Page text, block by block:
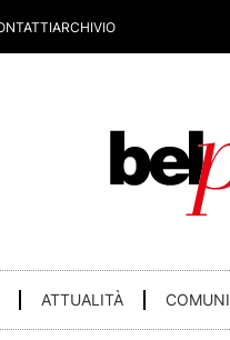
ARCHIVIO
ATTUALITÀ COMUNI